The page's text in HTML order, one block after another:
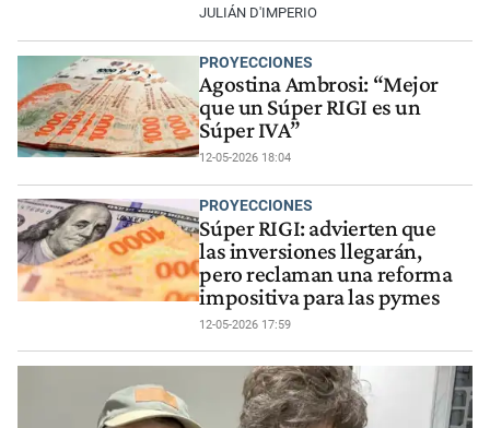
JULIÁN D'IMPERIO
PROYECCIONES
Agostina Ambrosi: “Mejor
que un Súper RIGI es un
Súper IVA”
12-05-2026 18:04
PROYECCIONES
Súper RIGI: advierten que
las inversiones llegarán,
pero reclaman una reforma
impositiva para las pymes
12-05-2026 17:59